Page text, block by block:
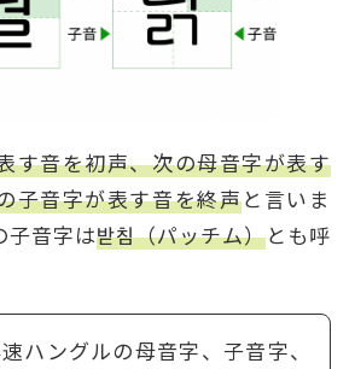
す音を初声、次の母音字が表す
子音字が表す音を終声と言いま
子音字は받침（パッチム）とも呼
ハングルの母音字、子音字、